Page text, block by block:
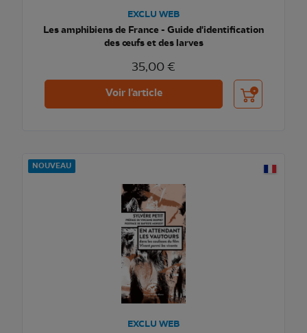
EXCLU WEB
Les amphibiens de France - Guide d'identification
des œufs et des larves
35,00 €
Voir l'article Ajouter au
NOUVEAU
EXCLU WEB